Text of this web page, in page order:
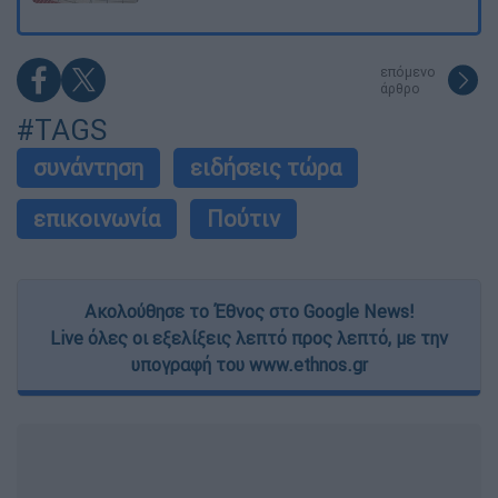
επόμενο
άρθρο
#TAGS
συνάντηση
ειδήσεις τώρα
επικοινωνία
Πούτιν
Ακολούθησε το Έθνος στο Google News!
Live όλες οι εξελίξεις λεπτό προς λεπτό, με την
υπογραφή του www.ethnos.gr